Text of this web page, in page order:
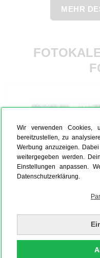
Wir verwenden Cookies,
bereitzustellen, zu
Werbung anzuzeigen.
weitergegeben werden.
Einstellungen anpassen.
Datenschutzerklärung.
MEHR
Kann alles, was